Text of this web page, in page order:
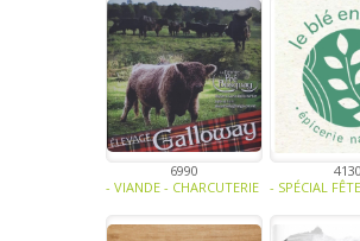
6990
- VIANDE - CHARCUTERIE - TRAITEUR-
4130
- SPÉCIAL